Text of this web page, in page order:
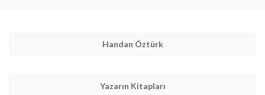
Handan Öztürk
Yazarın Kitapları